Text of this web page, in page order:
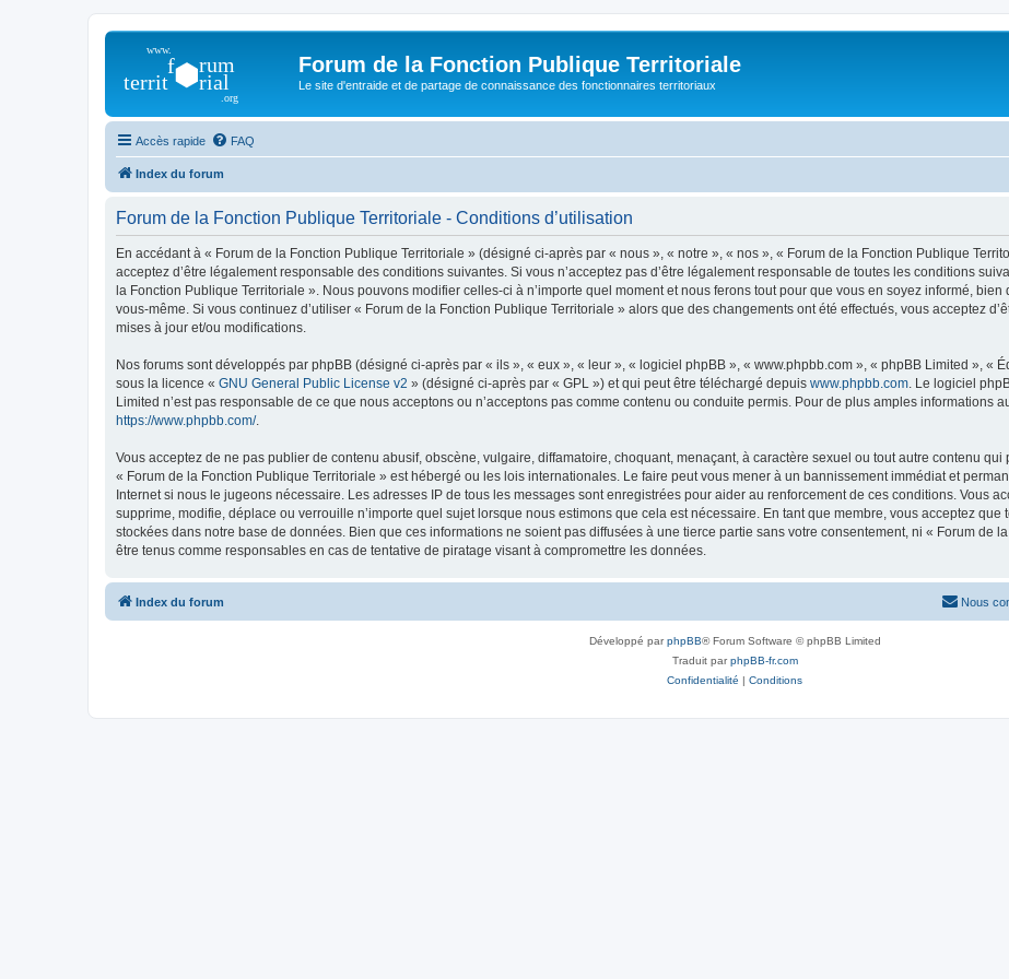
Forum de la Fonction Publique Territoriale
Le site d'entraide et de partage de connaissance des fonctionnaires territoriaux
Accès rapide FAQ
Index du forum
Forum de la Fonction Publique Territoriale - Conditions d’utilisation
En accédant à « Forum de la Fonction Publique Territoriale » (désigné ci-après par « nous », « notre », « nos », « Forum de la Fonction Publique
acceptez d’être légalement responsable des conditions suivantes. Si vous n’acceptez pas d’être légalement responsable de toutes les conditions
la Fonction Publique Territoriale ». Nous pouvons modifier celles-ci à n’importe quel moment et nous ferons tout pour que vous en soyez informé,
vous-même. Si vous continuez d’utiliser « Forum de la Fonction Publique Territoriale » alors que des changements ont été effectués, vous acceptez
mises à jour et/ou modifications.
Nos forums sont développés par phpBB (désigné ci-après par « ils », « eux », « leur », « logiciel phpBB », « www.phpbb.com », « phpBB Limited », «
sous la licence « GNU General Public License v2 » (désigné ci-après par « GPL ») et qui peut être téléchargé depuis www.phpbb.com . Le logiciel
Limited n’est pas responsable de ce que nous acceptons ou n’acceptons pas comme contenu ou conduite permis. Pour de plus amples informations
https://www.phpbb.com/.
Vous acceptez de ne pas publier de contenu abusif, obscène, vulgaire, diffamatoire, choquant, menaçant, à caractère sexuel ou tout autre contenu
« Forum de la Fonction Publique Territoriale » est hébergé ou les lois internationales. Le faire peut vous mener à un bannissement immédiat et
Internet si nous le jugeons nécessaire. Les adresses IP de tous les messages sont enregistrées pour aider au renforcement de ces conditions. Vous
supprime, modifie, déplace ou verrouille n’importe quel sujet lorsque nous estimons que cela est nécessaire. En tant que membre, vous acceptez
stockées dans notre base de données. Bien que ces informations ne soient pas diffusées à une tierce partie sans votre consentement, ni « Forum de
être tenus comme responsables en cas de tentative de piratage visant à compromettre les données.
Index du forum Nous
Développé parphpBB® Forum Software © phpBB Limited
Traduit parphpBB-fr.com
Confidentialité | Conditions